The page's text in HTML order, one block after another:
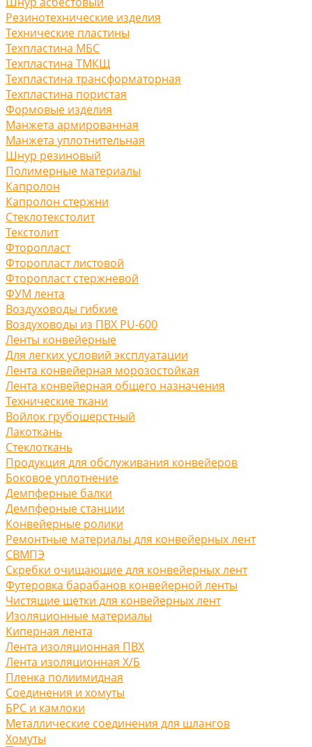
Резинотехнические изделия
Технические пластины
Техпластина МБС
Техпластина ТМКЩ
Техпластина трансформаторная
Техпластина пористая
Формовые изделия
Манжета армированная
Манжета уплотнительная
Шнур резиновый
Полимерные материалы
Капролон
Капролон стержни
Стеклотекстолит
Текстолит
Фторопласт
Фторопласт листовой
Фторопласт стержневой
ФУМ лента
Воздуховоды гибкие
Воздуховоды из ПВХ PU-600
Ленты конвейерные
Для легких условий эксплуатации
Лента конвейерная морозостойкая
Лента конвейерная общего назначения
Технические ткани
Войлок грубошерстный
Лакоткань
Стеклоткань
Продукция для обслуживания конвейеров
Боковое уплотнение
Демпферные балки
Демпферные станции
Конвейерные ролики
Ремонтные материалы для конвейерных лент
СВМПЭ
Скребки очищающие для конвейерных лент
Футеровка барабанов конвейерной ленты
Чистящие щетки для конвейерных лент
Изоляционные материалы
Киперная лента
Лента изоляционная ПВХ
Лента изоляционная Х/Б
Пленка полиимидная
Соединения и хомуты
БРС и камлоки
Металлические соединения для шлангов
Хомуты